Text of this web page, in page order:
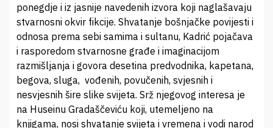
ponegdje i iz jasnije navedenih izvora koji naglašavaju
stvarnosni okvir fikcije. Shvatanje bošnjačke povijesti i
odnosa prema sebi samima i sultanu, Kadrić pojačava
i rasporedom stvarnosne građe i imaginacijom
razmišljanja i govora desetina predvodnika, kapetana,
begova, sluga, vođenih, povučenih, svjesnih i
nesvjesnih šire slike svijeta. Srž njegovog interesa je
na Huseinu Gradaščeviću koji, utemeljeno na
knjigama, nosi shvatanje svijeta i vremena i vodi narod